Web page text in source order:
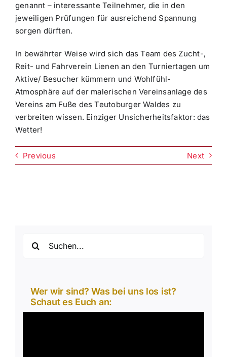
genannt – interessante Teilnehmer, die in den
jeweiligen Prüfungen für ausreichend Spannung
sorgen dürften.
In bewährter Weise wird sich das Team des Zucht-,
Reit- und Fahrverein Lienen an den Turniertagen um
Aktive/ Besucher kümmern und Wohlfühl-
Atmosphäre auf der malerischen Vereinsanlage des
Vereins am Fuße des Teutoburger Waldes zu
verbreiten wissen. Einziger Unsicherheitsfaktor: das
Wetter!
Previous Next
nach:
Wer wir sind? Was bei uns los ist?
Schaut es Euch an: